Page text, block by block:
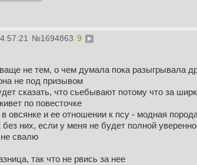
№1694863 9
не тем, о чем думала пока разыгрывала
не под призывом
сказать, что сьебывают потому что за
по повесточке
овсянке и ее отношении к псу - модная
них, если у меня не будет полной
не свалю
так что не рвись за нее